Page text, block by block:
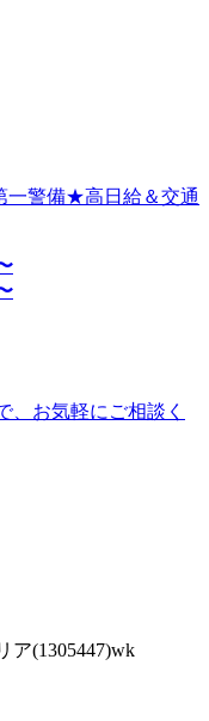
一警備★高日給＆交通
お気軽にご相談く
ア(1305447)wk